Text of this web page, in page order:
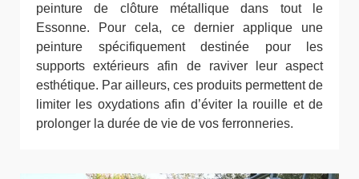
peinture de clôture métallique dans tout le
Essonne. Pour cela, ce dernier applique une
peinture spécifiquement destinée pour les
supports extérieurs afin de raviver leur aspect
esthétique. Par ailleurs, ces produits permettent de
limiter les oxydations afin d’éviter la rouille et de
prolonger la durée de vie de vos ferronneries.